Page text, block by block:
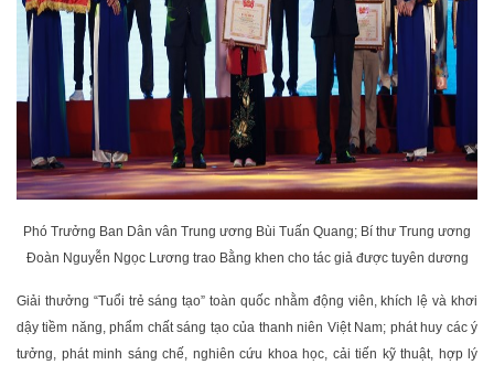
Phó Trưởng Ban Dân vân Trung ương Bùi Tuấn Quang; Bí thư Trung ương
Đoàn Nguyễn Ngọc Lương trao Bằng khen cho tác giả được tuyên dương
Giải thưởng “Tuổi trẻ sáng tạo” toàn quốc nhằm động viên, khích lệ và khơi
dậy tiềm năng, phẩm chất sáng tạo của thanh niên Việt Nam; phát huy các ý
tưởng, phát minh sáng chế, nghiên cứu khoa học, cải tiến kỹ thuật, hợp lý